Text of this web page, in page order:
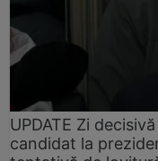
UPDATE Zi
candidat la